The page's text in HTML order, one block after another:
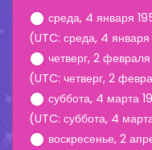
среда, 4 января
(UTC: среда, 4
четверг, 2
(UTC: четверг, 2
суббота, 4 марта
(UTC: суббота, 4
воскресенье, 2